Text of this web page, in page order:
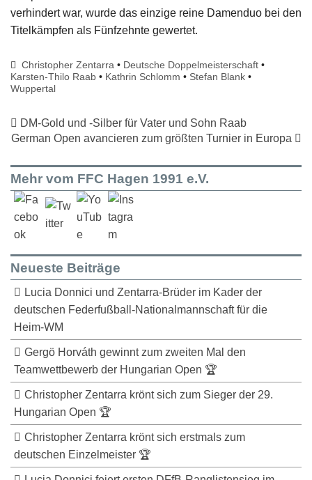
verhindert war, wurde das einzige reine Damenduo bei den
Titelkämpfen als Fünfzehnte gewertet.
Christopher Zentarra • Deutsche Doppelmeisterschaft •
Karsten-Thilo Raab • Kathrin Schlomm • Stefan Blank •
Wuppertal
DM-Gold und -Silber für Vater und Sohn Raab
German Open avancieren zum größten Turnier in Europa
Mehr vom FFC Hagen 1991 e.V.
Neueste Beiträge
Lucia Donnici und Zentarra-Brüder im Kader der
deutschen Federfußball-Nationalmannschaft für die
Heim-WM
Gergö Horváth gewinnt zum zweiten Mal den
Teamwettbewerb der Hungarian Open 🏆
Christopher Zentarra krönt sich zum Sieger der 29.
Hungarian Open 🏆
Christopher Zentarra krönt sich erstmals zum
deutschen Einzelmeister 🏆